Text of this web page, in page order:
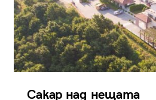
Сакар над нещата